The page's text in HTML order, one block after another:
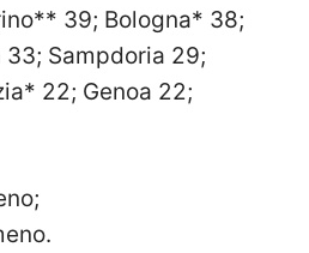
39; Bologna* 38;
Sampdoria 29;
22; Genoa 22;